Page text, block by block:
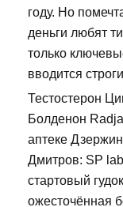
году. Но
деньги любят
только
вводится
Тестостерон
Болденон
аптеке
Дмитров: SP
стартовый
ожесточённая